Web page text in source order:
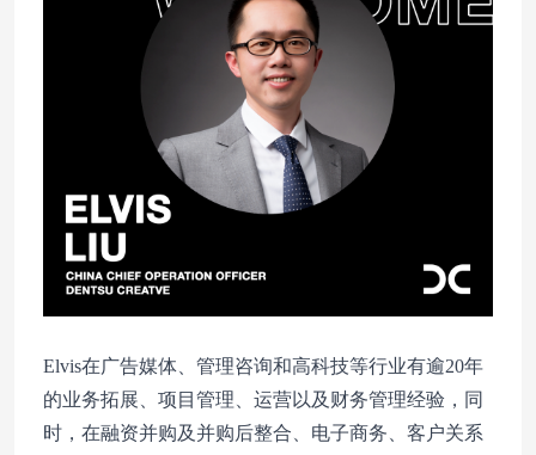
Elvis在广告媒体、管理咨询和高科技等行业有逾20年
的业务拓展、项目管理、运营以及财务管理经验，同
时，在融资并购及并购后整合、电子商务、客户关系